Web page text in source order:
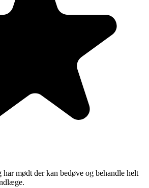
mødt der kan bedøve og behandle helt